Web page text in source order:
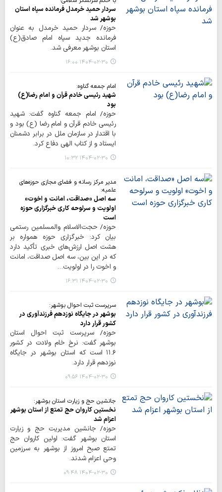
سردار حمید خرمدل فرمانده سپاه استان
بوشهر شد
حوزه/ سردار حمید خرمدل به عنوان
فرمانده جدید سپاه امام صادق(ع)
استان بوشهر معرفی شد. ​​​​​​​
۱۴۰۴-۰۲-۳۰ ۱۶:۰۰
امام جمعه گناوه:
شهید رئیسی خادم قرآن و امام رضا(ع)
بود
حوزه/ امام جمعه گناوه گفت: شهید
رئیسی خادم قرآن و امام رضا (ع) بود و
با اقتدار در سازمان ملل در برابر دشمنان
ایستاد و از کتاب الهی دفاع کرد.
۱۴۰۴-۰۲-۳۰ ۱۰:۳۲
مدیر مرکز رسانه و فضای مجازی حوزه‌های
علمیه:
سه اصل «صداقت، امانت و اخوت»
اولویت و سرلوحه کاری خبرگزاری حوزه
است
حوزه/ حجت‌الاسلام والمسلمین رستمی
بیان کرد: خبرگزاری حوزه همواره بر
هشت اصل ارزش‌های خبری تأکید دارد
که در این بین، سه اصل صداقت، امانت
و اخوت را در اولویت…
۱۴۰۴-۰۲-۳۰ ۱۶:۳۱
سرپرست ثبت احوال بوشهر:
بوشهر در جایگاه نوزدهم فرزندآوری در
کشور قرار دارد
حوزه/ سرپرست ثبت احوال استان
بوشهر گفت: نرخ خام ولادت در کشور
۱۱.۶ است که استان بوشهر در جایگاه
نوزدهم قرار دارد.
۱۴۰۴-۰۲-۳۰ ۰۹:۵۶
جانشین حج و زیارت استان بوشهر:
نخستین کاروان حج تمتع از استان بوشهر
اعزام شد
حوزه/ جانشین مدیریت حج و زیارت
استان بوشهر گفت: اولین کاروان حج
تمتع صبح امروز از بوشهر به سرزمین
وحی اعزام شدند.
۱۴۰۴-۰۲-۳۰ ۰۹:۴۸